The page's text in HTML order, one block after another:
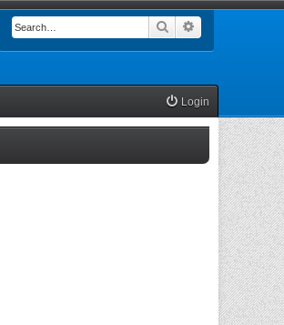
Search
Login